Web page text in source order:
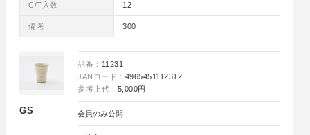
C/T入数 12
備考 300
GS
品番： 11231
JANコード： 4965451112312
参考上代： 5,000円
会員のみ公開